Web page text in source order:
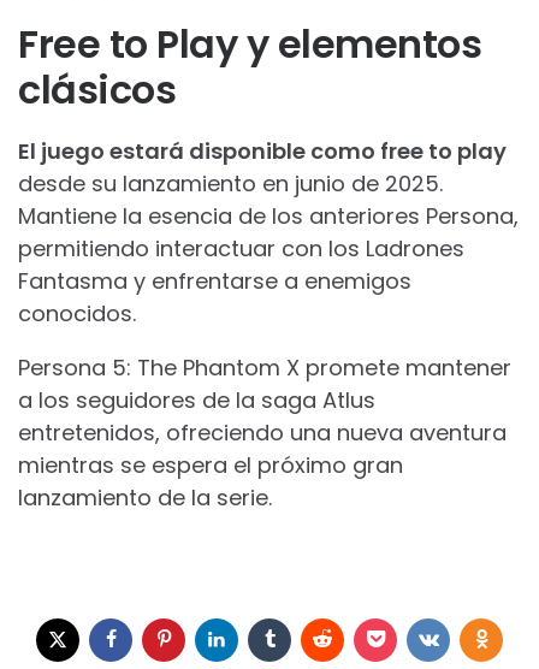
Free to Play y elementos
clásicos
El juego estará disponible como free to play
desde su lanzamiento en junio de 2025.
Mantiene la esencia de los anteriores Persona,
permitiendo interactuar con los Ladrones
Fantasma y enfrentarse a enemigos
conocidos.
Persona 5: The Phantom X promete mantener
a los seguidores de la saga Atlus
entretenidos, ofreciendo una nueva aventura
mientras se espera el próximo gran
lanzamiento de la serie.